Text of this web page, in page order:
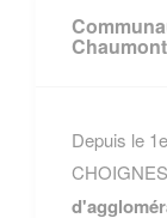
Chaumont
Depuis le